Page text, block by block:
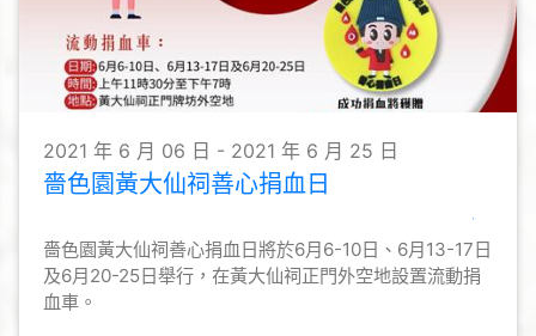
2021 年 6 月 06 日 - 2021 年 6 月 25 日
嗇色園黃大仙祠善心捐血日
嗇色園黃大仙祠善心捐血日將於6月6-10日、6月13-17日
及6月20-25日舉行，在黃大仙祠正門外空地設置流動捐
血車。